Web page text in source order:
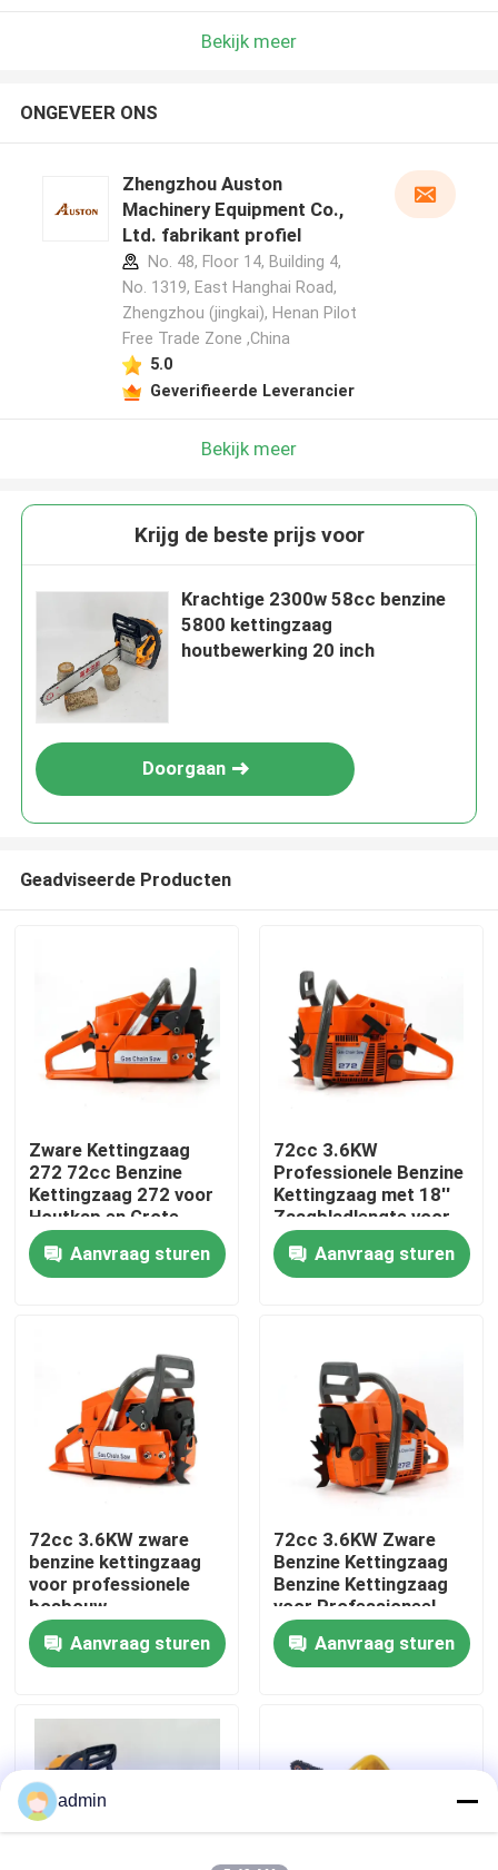
Laat een bericht achter
VERZENDEN
Thuis
Over ons
Neem contact met ons op
Vraag een offerte
Benzinekettingzaag
Handbediend Mini Chainsaw
Bekijk meer
ONGEVEER ONS
Zhengzhou Auston
Machinery Equipment Co.,
Ltd. fabrikant profiel
No. 48, Floor 14, Building 4,
No. 1319, East Hanghai Road,
Zhengzhou (jingkai), Henan Pilot
Free Trade Zone ,China
5.0
Geverifieerde Leverancier
Bekijk meer
Krijg de beste prijs voor
Krachtige 2300w 58cc benzine
5800 kettingzaag
houtbewerking 20 inch
Doorgaan
Geadviseerde Producten
Zware Kettingzaag
272 72cc Benzine
Kettingzaag 272 voor
Houtkap en Grote
Boom Snoei
Aanvraag sturen
72cc 3.6KW
Professionele Benzine
Kettingzaag met 18''
Zaagbladlengte voor
Zwaar Bosbouw- en
Agrarisch Werk
Aanvraag sturen
72cc 3.6KW zware
benzine kettingzaag
voor professionele
bosbouw
Aanvraag sturen
72cc 3.6KW Zware
Benzine Kettingzaag
Benzine Kettingzaag
voor Professioneel
Bosbouwwerk
Aanvraag sturen
admin